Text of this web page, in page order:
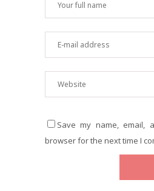
Save my name, email,
browser for the next time I